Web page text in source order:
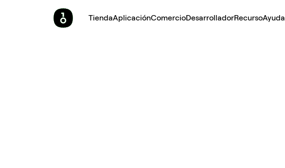
TiendaAplicaciónComercioDesarrolladorRecursoAyuda